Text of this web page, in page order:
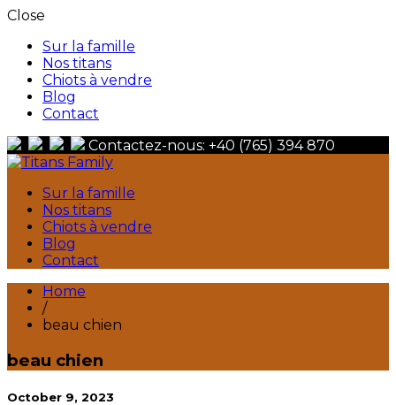
Close
Sur la famille
Nos titans
Chiots à vendre
Blog
Contact
Contactez-nous: +40 (765) 394 870
Titans Family
Berger Du Caucase
Sur la famille
Nos titans
Chiots à vendre
Blog
Contact
Home
/
beau chien
beau chien
October 9, 2023